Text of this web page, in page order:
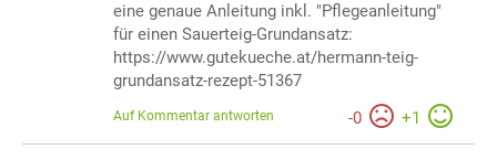
eine genaue Anleitung inkl. "Pflegeanleitung"
für einen Sauerteig-Grundansatz:
https://www.gutekueche.at/hermann-teig-
grundansatz-rezept-51367
-0 +1
Auf Kommentar antworten